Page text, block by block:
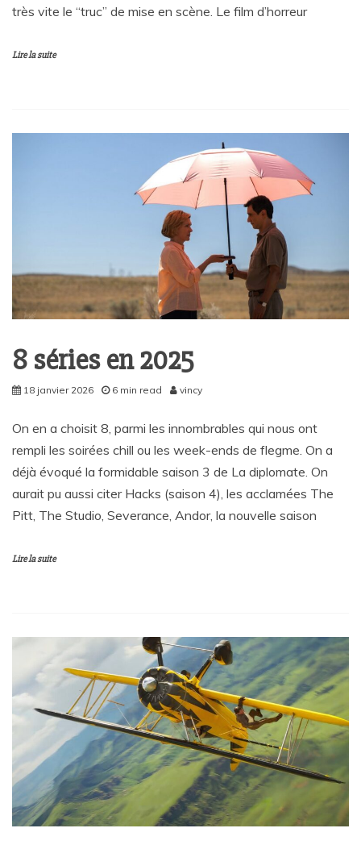
très vite le “truc” de mise en scène. Le film d’horreur
Lire la suite
8 séries en 2025
18 janvier 2026 6 min read vincy
On en a choisit 8, parmi les innombrables qui nous ont
rempli les soirées chill ou les week-ends de flegme. On a
déjà évoqué la formidable saison 3 de La diplomate. On
aurait pu aussi citer Hacks (saison 4), les acclamées The
Pitt, The Studio, Severance, Andor, la nouvelle saison
Lire la suite